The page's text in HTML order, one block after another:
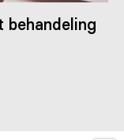
behandeling